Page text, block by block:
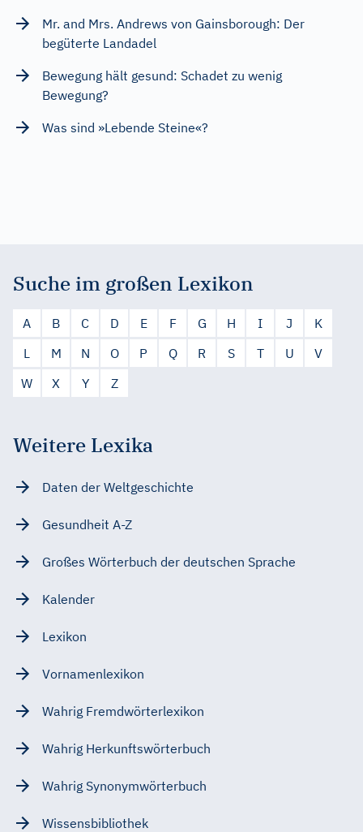
Mr. and Mrs. Andrews von Gainsborough: Der
begüterte Landadel
Bewegung hält gesund: Schadet zu wenig
Bewegung?
Was sind »Lebende Steine«?
Suche im großen Lexikon
A B C D E F G H I J
K
L
M N O P Q R S T U
V
W
X Y Z
Weitere Lexika
Daten der Weltgeschichte
Gesundheit A-Z
Großes Wörterbuch der deutschen Sprache
Kalender
Lexikon
Vornamenlexikon
Wahrig Fremdwörterlexikon
Wahrig Herkunftswörterbuch
Wahrig Synonymwörterbuch
Wissensbibliothek